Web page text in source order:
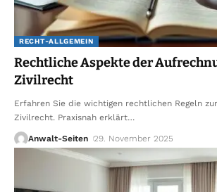
RECHT-ALLGEMEIN
Rechtliche Aspekte der
Zivilrecht
Erfahren Sie die wichtigen rechtlichen Regeln
Zivilrecht. Praxisnah erklärt…
Anwalt-Seiten 29. November 2025